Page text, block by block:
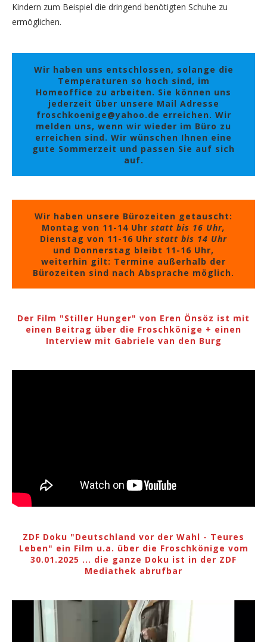
Kindern zum Beispiel die dringend benötigten Schuhe zu
ermöglichen.
Wir haben uns entschlossen, solange die
Temperaturen so hoch sind, im
Homeoffice zu arbeiten. Sie können uns
jederzeit über unsere Mail Adresse
froschkoenige@yahoo.de erreichen. Wir
melden uns, wenn wir wieder im Büro zu
erreichen sind. Wir wünschen Ihnen eine
gute Sommerzeit und passen Sie auf sich
auf.
Wir haben unsere Bürozeiten getauscht:
Montag von 11-14 Uhr statt bis 16 Uhr,
Dienstag von 11-16 Uhr statt bis 14 Uhr
und Donnerstag bleibt 11-16 Uhr,
weiterhin gilt: Termine außerhalb der
Bürozeiten sind nach Absprache möglich.
Der Film "Stiller Hunger" von Eren Önsöz ist mit
einen Beitrag über die Froschkönige + einen
Interview mit Gabriele van den Burg
ZDF Doku "Deutschland vor der Wahl - Teures
Leben" ein Film u.a. über die Froschkönige vom
30.01.2025 ... die ganze Doku ist in der ZDF
Mediathek abrufbar